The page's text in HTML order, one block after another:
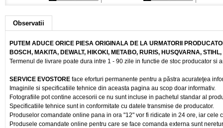
Observatii
PUTEM ADUCE ORICE PIESA ORIGINALA DE LA URMATORII
BOSCH, MAKITA, DEWALT, HIKOKI, METABO, RURIS, HUSQVARNA,
Termenul de livrare poate dura intre 1 - 90 zile in functie de stoc producator si
SERVICE EVOSTORE face eforturi permanente pentru a păstra acurateţea
Imaginile si specificatiile tehnice din aceasta pagina au scop doar informativ.
Fotografiile pot contine accesorii ce nu sunt incluse in pachetul standar al
Specificatiile tehnice sunt in conformitate cu datele transmise de producator.
Produselor comandate online pana in ora "12" vor fi ridicate in 24 ore, iar cele
Produsele comandate online pentru care se face comanda externa sunt